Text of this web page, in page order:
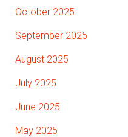
October 2025
September 2025
August 2025
July 2025
June 2025
May 2025